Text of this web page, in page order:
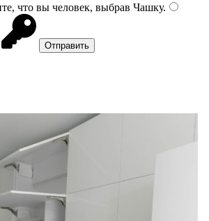
что вы человек, выбрав Чашку.